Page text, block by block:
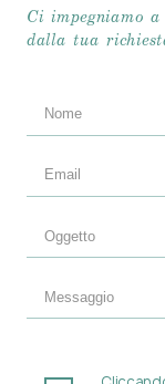
Ci impegniamo
dalla tua